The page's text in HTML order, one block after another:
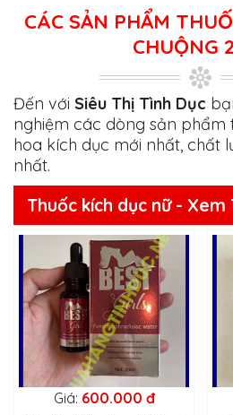
CÁC SẢN PHẨM
CHUỘNG
Đến với Siêu Thị Tình Dục
nghiệm các dòng sản phẩm
hoa kích dục mới nhất, chất
nhất.
Thuốc kích dục nữ - Xem
Giá: 600.000 đ